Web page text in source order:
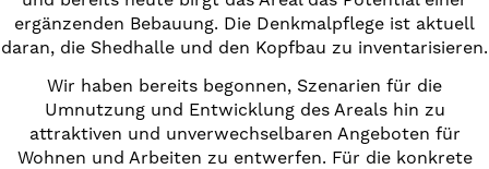
ergänzenden Bebauung. Die Denkmalpflege ist aktuell
daran, die Shedhalle und den Kopfbau zu inventarisieren.
Wir haben bereits begonnen, Szenarien für die
Umnutzung und Entwicklung des Areals hin zu
attraktiven und unverwechselbaren Angeboten für
Wohnen und Arbeiten zu entwerfen. Für die konkrete